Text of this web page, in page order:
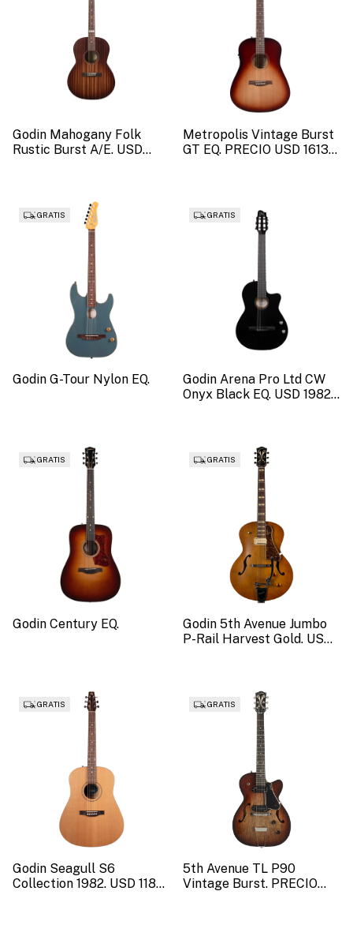
Godin Mahogany Folk
Rustic Burst A/E. USD
Metropolis Vintage Burst
GT EQ. PRECIO USD 1613
GRATIS
Godin G-Tour Nylon EQ.
GRATIS
Godin Arena Pro Ltd CW
Onyx Black EQ. USD 1982
GRATIS
Godin Century EQ.
GRATIS
Godin 5th Avenue Jumbo
P-Rail Harvest Gold. USD
GRATIS
Godin Seagull S6
Collection 1982. USD 1187
GRATIS
5th Avenue TL P90
Vintage Burst. PRECIO